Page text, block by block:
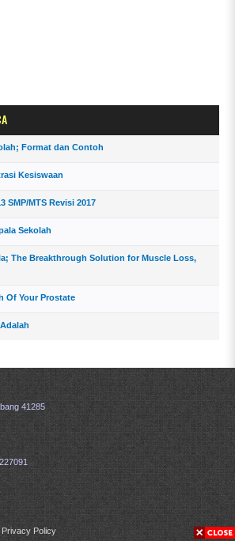
Format dan Contoh
Kesiswaan
SMP/MTS Revisi 2017
Sekolah
The Breakthrough Solution for Muscle Loss,
Of Your Prostate
41285
Privacy Policy